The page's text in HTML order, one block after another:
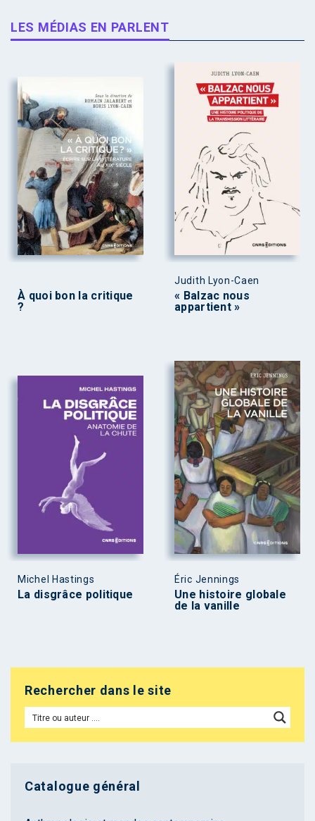
LES MÉDIAS EN PARLENT
À quoi bon la critique
?
Judith Lyon-Caen
« Balzac nous
appartient »
Michel Hastings
La disgrâce politique
Éric Jennings
Une histoire globale
de la vanille
Rechercher dans le site
Catalogue général